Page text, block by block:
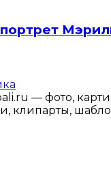
— фото,
клипарты,